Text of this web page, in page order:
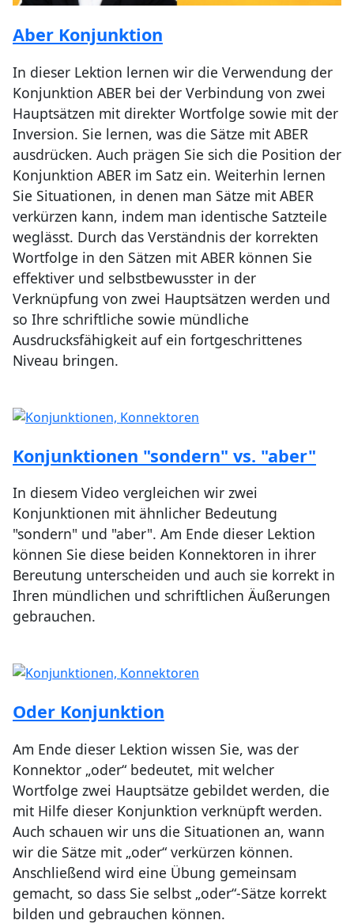
Aber Konjunktion
In dieser Lektion lernen wir die Verwendung der
Konjunktion ABER bei der Verbindung von zwei
Hauptsätzen mit direkter Wortfolge sowie mit der
Inversion. Sie lernen, was die Sätze mit ABER
ausdrücken. Auch prägen Sie sich die Position der
Konjunktion ABER im Satz ein. Weiterhin lernen
Sie Situationen, in denen man Sätze mit ABER
verkürzen kann, indem man identische Satzteile
weglässt. Durch das Verständnis der korrekten
Wortfolge in den Sätzen mit ABER können Sie
effektiver und selbstbewusster in der
Verknüpfung von zwei Hauptsätzen werden und
so Ihre schriftliche sowie mündliche
Ausdrucksfähigkeit auf ein fortgeschrittenes
Niveau bringen.
Konjunktionen "sondern" vs. "aber"
In diesem Video vergleichen wir zwei
Konjunktionen mit ähnlicher Bedeutung
"sondern" und "aber". Am Ende dieser Lektion
können Sie diese beiden Konnektoren in ihrer
Bereutung unterscheiden und auch sie korrekt in
Ihren mündlichen und schriftlichen Äußerungen
gebrauchen.
Oder Konjunktion
Am Ende dieser Lektion wissen Sie, was der
Konnektor „oder“ bedeutet, mit welcher
Wortfolge zwei Hauptsätze gebildet werden, die
mit Hilfe dieser Konjunktion verknüpft werden.
Auch schauen wir uns die Situationen an, wann
wir die Sätze mit „oder“ verkürzen können.
Anschließend wird eine Übung gemeinsam
gemacht, so dass Sie selbst „oder“-Sätze korrekt
bilden und gebrauchen können.